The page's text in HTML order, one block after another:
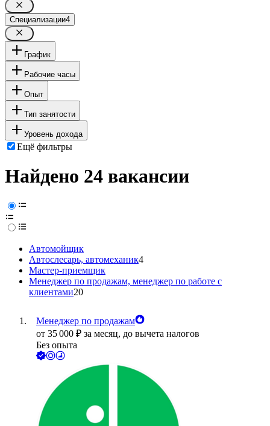
Специализации4
График
Рабочие часы
Опыт
Тип занятости
Уровень дохода
Ещё фильтры
Найдено 24 вакансии
Автомойщик
Автослесарь, автомеханик4
Мастер-приемщик
Менеджер по продажам, менеджер по работе с
клиентами20
Менеджер по продажам
от 35 000 ₽ за месяц, до вычета налогов
Без опыта